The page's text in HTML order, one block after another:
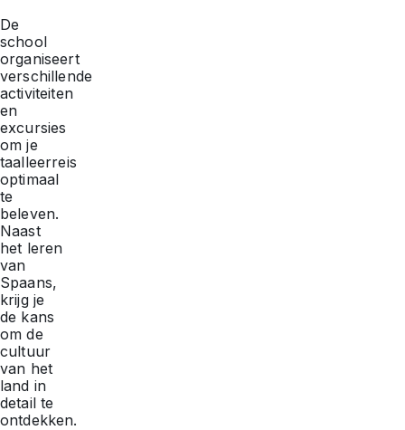
De
school
organiseert
verschillende
activiteiten
en
excursies
om je
taalleerreis
optimaal
te
beleven.
Naast
het leren
van
Spaans,
krijg je
de kans
om de
cultuur
van het
land in
detail te
ontdekken.